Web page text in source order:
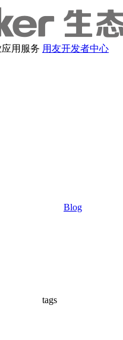
用服务 用友开发者中心
Blog
tags